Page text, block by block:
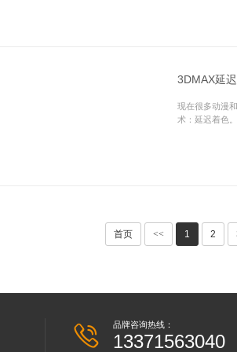
3DMAX延
现在很多动漫
术：延迟着色。
首页 << 1 2
品牌咨询热线：
13371563040